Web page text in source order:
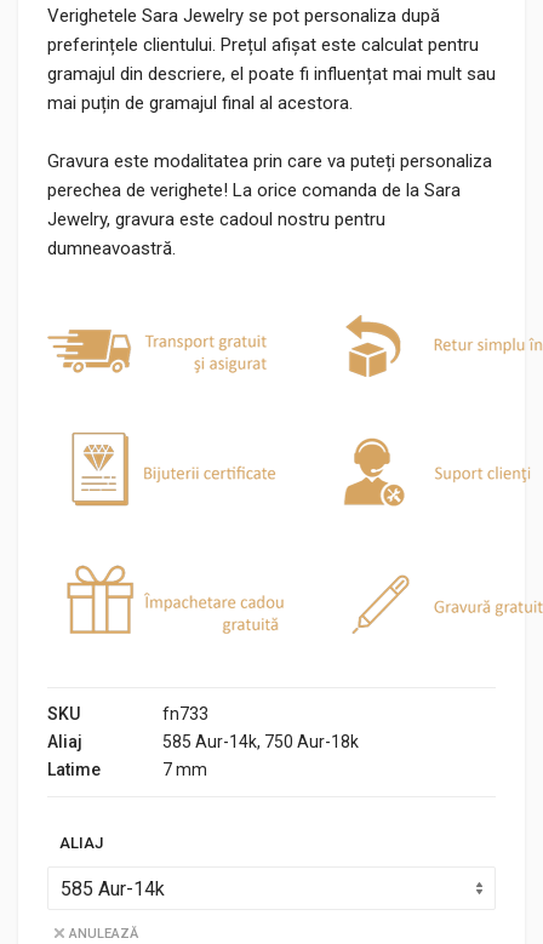
Verighetele Sara Jewelry se pot personaliza după
preferințele clientului. Prețul afișat este calculat pentru
gramajul din descriere, el poate fi influențat mai mult sau
mai puțin de gramajul final al acestora.
Gravura este modalitatea prin care va puteți personaliza
perechea de verighete! La orice comanda de la Sara
Jewelry, gravura este cadoul nostru pentru
dumneavoastră.
SKU
fn733
Aliaj
585 Aur-14k, 750 Aur-18k
Latime
7 mm
ALIAJ
ANULEAZĂ